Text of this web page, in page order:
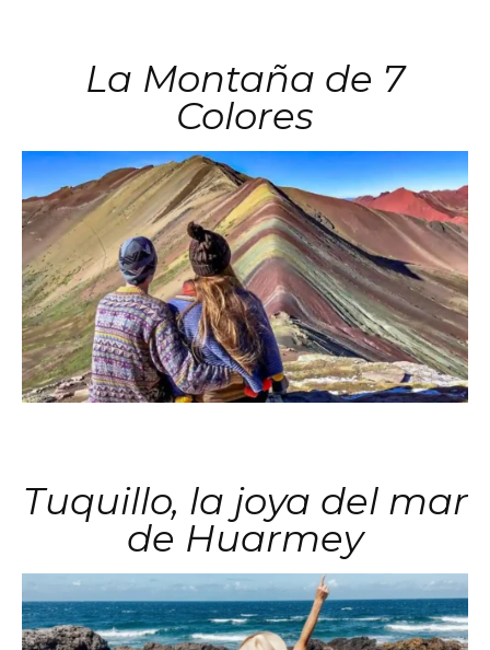
La Montaña de 7
Colores
Tuquillo, la joya del mar
de Huarmey